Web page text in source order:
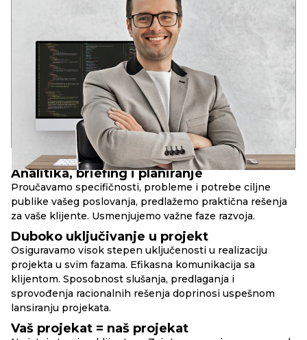
PRINCIPIRBAND
Analitika, briefing i planiranje
Proučavamo specifičnosti, probleme i potrebe ciljne
publike vašeg poslovanja, predlažemo praktična rešenja
za vaše klijente. Usmenjujemo važne faze razvoja.
Duboko uključivanje u projekt
Osiguravamo visok stepen uključenosti u realizaciju
projekta u svim fazama. Efikasna komunikacija sa
klijentom. Sposobnost slušanja, predlaganja i
sprovođenja racionalnih rešenja doprinosi uspešnom
lansiranju projekata.
Vaš projekat = naš projekat
17+
godina u razvoju
90+
uspešnih web-projekata
10+
složenih web-servisa
Dva stručna obrazovanja u oblasti razvoja softvera
U mladom uzrastu prepoznao potencijal informacionih
tehnologija: globalizaciju i duboku integraciju IT rešenja u
društvene strukture savremenog društva.
Iskustvo u raznim IT oblastima od 2006. godine. Analitičko
sistemsko razmišljanje. Kompetencije za rešavanje poslovnih
zadataka, DevOps, Full Stack, SEO.